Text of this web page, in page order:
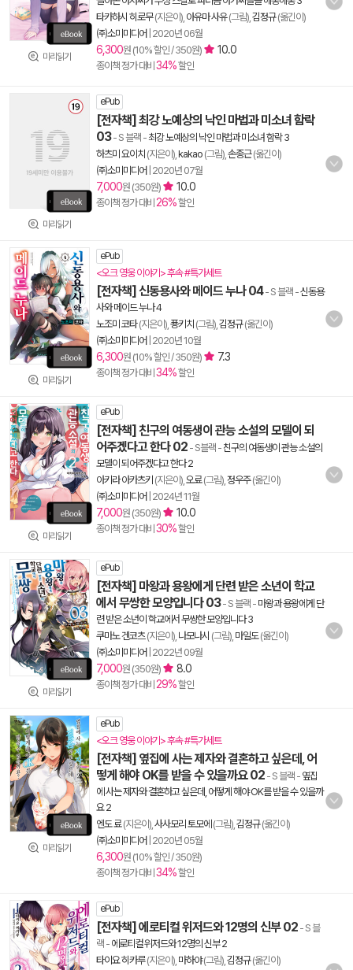
미리읽기
타카하시 히로무(지은이), 아유마 사유(그림), 김정규(옮긴이)
㈜소미미디어 2020년 06월
6,300원 (10% 할인 / 350원) 10.0
종이책 정가 대비 34%할인
미리읽기
ePub
[전자책] 최강 노예상의 낙인 마법과 미소녀 함락
03- S 블랙 -최강 노예상의 낙인 마법과 미소녀 함락 3
하츠미 요이치 (지은이), kakao (그림), 손종근(옮긴이)
㈜소미미디어 2020년 07월
7,000원 (350원) 10.0
종이책 정가 대비 26%할인
미리읽기
ePub
<오크 영웅 이야기> 후속 #특가세트
[전자책] 신동용사와 메이드 누나 04- S 블랙 -신동용
사와 메이드 누나 4
노조미 코타(지은이), 푱키치 (그림), 김정규(옮긴이)
㈜소미미디어 2020년 10월
6,300원 (10% 할인 / 350원) 7.3
종이책 정가 대비 34%할인
미리읽기
ePub
[전자책] 친구의 여동생이 관능 소설의 모델이 되
어주겠다고 한다 02 - S블랙 - 친구의 여동생이 관능 소설의
모델이 되어주겠다고 한다 2
아키라 아카츠키 (지은이), 오료(그림), 정우주(옮긴이)
㈜소미미디어 2024년 11월
7,000원 (350원) 10.0
종이책 정가 대비 30%할인
미리읽기
ePub
[전자책] 마왕과 용왕에게 단련 받은 소년이 학교
에서 무쌍한 모양입니다 03- S 블랙 - 마왕과 용왕에게 단
련 받은 소년이 학교에서 무쌍한 모양입니다 3
쿠마노 겐코츠(지은이), 나모나시 (그림), 마일도(옮긴이)
㈜소미미디어 2022년 09월
7,000원 (350원) 8.0
종이책 정가 대비 29%할인
미리읽기
ePub
<오크 영웅 이야기> 후속 #특가세트
[전자책] 옆집에 사는 제자와 결혼하고 싶은데, 어
떻게 해야 OK를 받을 수 있을까요 02 - S 블랙 - 옆집
에 사는 제자와 결혼하고 싶은데, 어떻게 해야 OK를 받을 수 있을까
요 2
엔도 료(지은이), 사사모리 토모에 (그림), 김정규(옮긴이)
㈜소미미디어 2020년 05월
6,300원 (10% 할인 / 350원)
종이책 정가 대비 34%할인
ePub
[전자책] 에로티컬 위저드와 12명의 신부 02 - S 블
랙 - 에로티컬 위저드와 12명의 신부 2
타이요 히카루(지은이), 마하야(그림), 김정규(옮긴이)